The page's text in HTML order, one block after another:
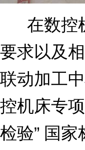
在数控机
要求以及
联动加工
控机床专
检验” 国